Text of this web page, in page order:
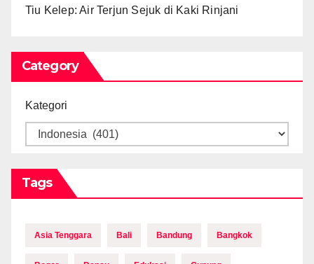
Tiu Kelep: Air Terjun Sejuk di Kaki Rinjani
Category
Kategori
Tags
Asia Tenggara Bali Bandung Bangkok